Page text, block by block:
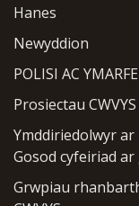
Hanes
Newyddion
POLISI AC
Prosiectau CWVYS
Ymddiriedolwyr ar
Gosod cyfeiriad
Grwpiau